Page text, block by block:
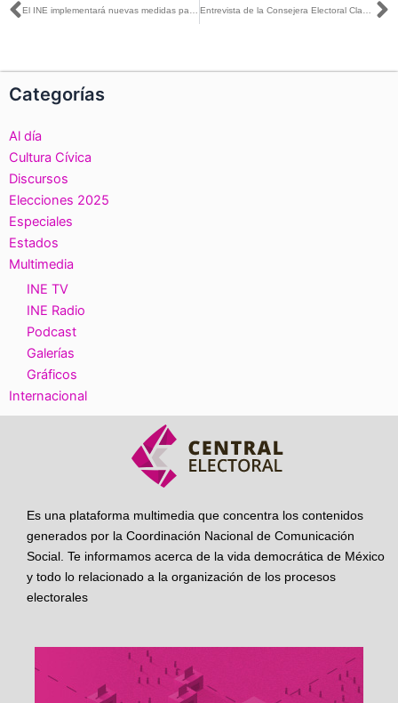
Ant
Categorías
Al día
Cultura Cívica
Discursos
Elecciones 2025
Especiales
Estados
Multimedia
INE TV
INE Radio
Podcast
Galerías
Gráficos
Internacional
Es una plataforma multimedia que concentra los contenidos
generados por la Coordinación Nacional de Comunicación
Social. Te informamos acerca de la vida democrática de México
y todo lo relacionado a la organización de los procesos
electorales